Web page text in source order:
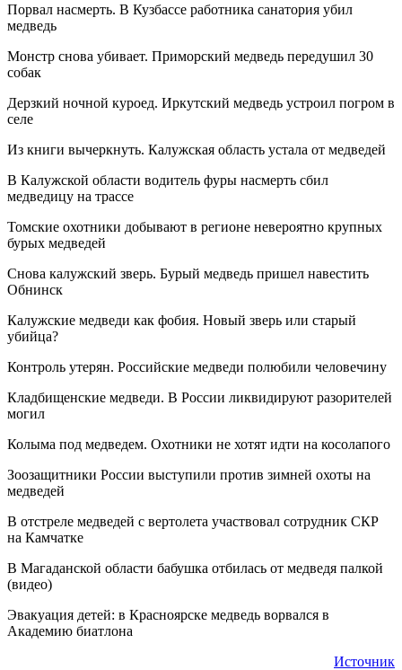
Порвал насмерть. В Кузбассе работника санатория убил
медведь
Монстр снова убивает. Приморский медведь передушил 30
собак
Дерзкий ночной куроед. Иркутский медведь устроил погром в
селе
Из книги вычеркнуть. Калужская область устала от медведей
В Калужской области водитель фуры насмерть сбил
медведицу на трассе
Томские охотники добывают в регионе невероятно крупных
бурых медведей
Снова калужский зверь. Бурый медведь пришел навестить
Обнинск
Калужские медведи как фобия. Новый зверь или старый
убийца?
Контроль утерян. Российские медведи полюбили человечину
Кладбищенские медведи. В России ликвидируют разорителей
могил
Колыма под медведем. Охотники не хотят идти на косолапого
Зоозащитники России выступили против зимней охоты на
медведей
В отстреле медведей с вертолета участвовал сотрудник СКР
на Камчатке
В Магаданской области бабушка отбилась от медведя палкой
(видео)
Эвакуация детей: в Красноярске медведь ворвался в
Академию биатлона
Источник